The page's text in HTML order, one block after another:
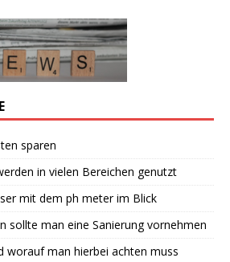
sparen
in vielen Bereichen genutzt
mit dem ph meter im Blick
sollte man eine Sanierung vornehmen
worauf man hierbei achten muss